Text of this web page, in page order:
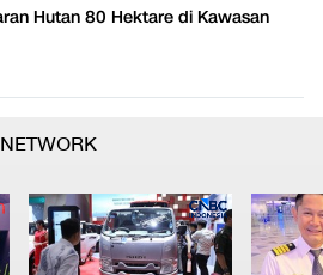
Hutan 80 Hektare di Kawasan